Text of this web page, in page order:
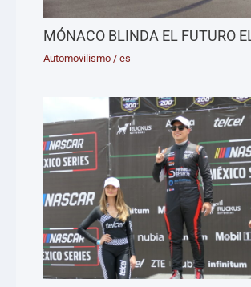
MÓNACO BLINDA EL FUTURO
Automovilismo /es